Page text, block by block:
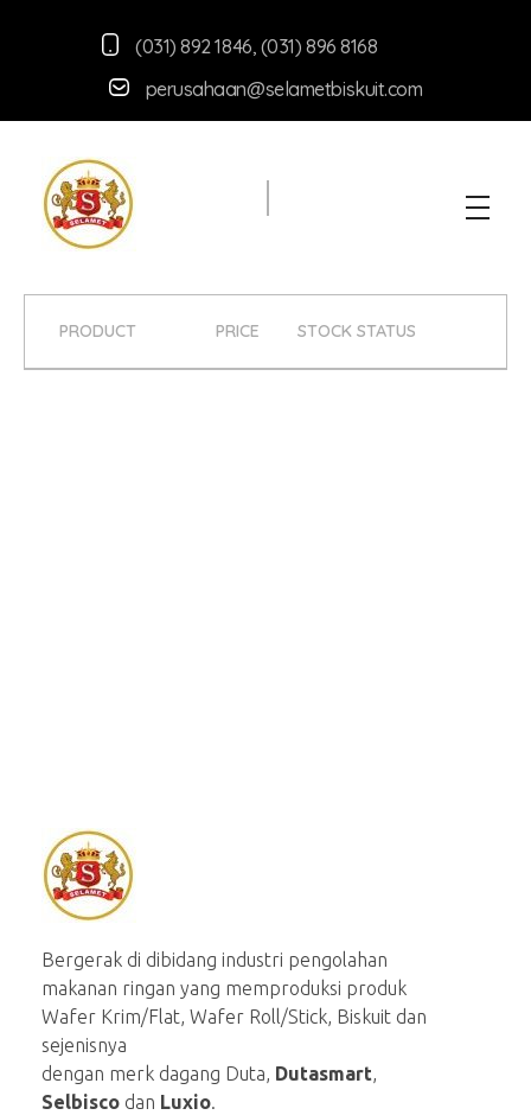
(031) 892 1846, (031) 896 8168
perusahaan@selametbiskuit.com
PRODUCT PRICE STOCK STATUS
Bergerak di dibidang industri pengolahan
makanan ringan yang memproduksi produk
Wafer Krim/Flat, Wafer Roll/Stick, Biskuit dan
sejenisnya
dengan merk dagang Duta, Dutasmart,
Selbisco dan Luxio.